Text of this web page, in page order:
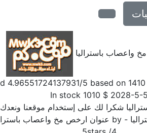
واعصاب باستراليا
4.96551724137931/5 based on 1410
2028-5-5
$
1010
In stock
شكرا لك على إستخدام موقعنا
- by عنوان ارخص مخ واعصاب